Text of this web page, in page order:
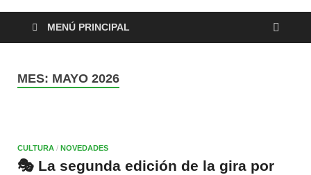
MENÚ PRINCIPAL
MES: MAYO 2026
CULTURA / NOVEDADES
🎭 La segunda edición de la gira por